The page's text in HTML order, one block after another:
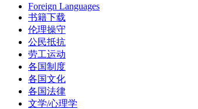
Foreign Languages
书籍下载
伦理操守
公民抵抗
劳工运动
各国制度
各国文化
各国法律
文学/心理学